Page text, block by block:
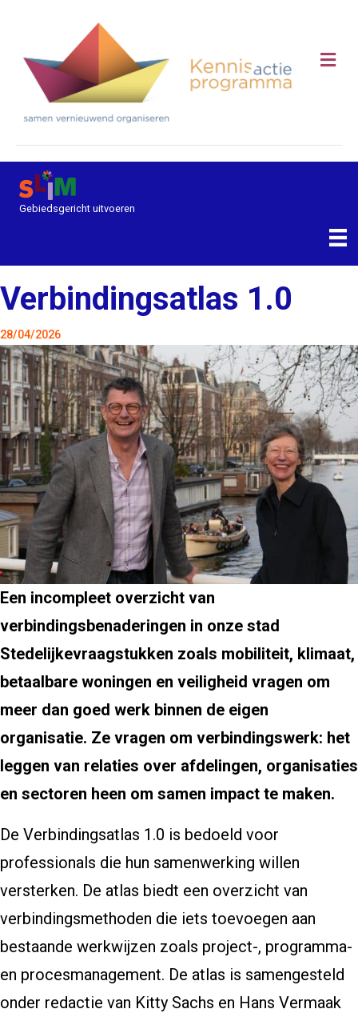
Gebiedsgericht uitvoeren
Verbindingsatlas 1.0
28/04/2026
Een incompleet overzicht van
verbindingsbenaderingen in onze stad
Stedelijkevraagstukken zoals mobiliteit, klimaat,
betaalbare woningen en veiligheid vragen om
meer dan goed werk binnen de eigen
organisatie. Ze vragen om verbindingswerk: het
leggen van relaties over afdelingen, organisaties
en sectoren heen om samen impact te maken.
De Verbindingsatlas 1.0 is bedoeld voor
professionals die hun samenwerking willen
versterken. De atlas biedt een overzicht van
verbindingsmethoden die iets toevoegen aan
bestaande werkwijzen zoals project-, programma-
en procesmanagement. De atlas is samengesteld
onder redactie van Kitty Sachs en Hans Vermaak